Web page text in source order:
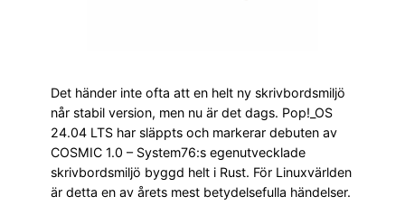
Det händer inte ofta att en helt ny skrivbordsmiljö
når stabil version, men nu är det dags. Pop!_OS
24.04 LTS har släppts och markerar debuten av
COSMIC 1.0 – System76:s egenutvecklade
skrivbordsmiljö byggd helt i Rust. För Linuxvärlden
är detta en av årets mest betydelsefulla händelser.